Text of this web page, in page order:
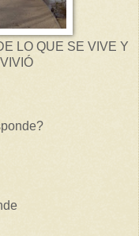
LO QUE SE VIVE Y